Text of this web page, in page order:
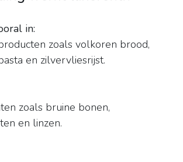
in:
zoals volkoren brood,
en zilvervliesrijst.
zoals bruine bonen,
en linzen.